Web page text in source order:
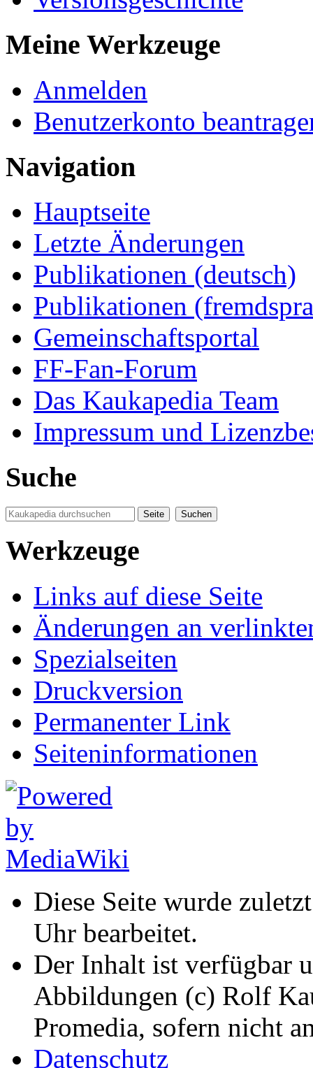
Meine Werkzeuge
Anmelden
Benutzerkonto
Navigation
Hauptseite
Letzte Änderungen
Publikationen (deutsch)
Publikationen
Gemeinschaftsportal
FF-Fan-Forum
Das Kaukapedia Team
Impressum und
Suche
Werkzeuge
Links auf diese Seite
Änderungen an
Spezialseiten
Druckversion
Permanenter Link
Seiten­informationen
Diese Seite wurde
Uhr bearbeitet.
Der Inhalt ist verfügbar
Abbildungen (c) Rolf
Promedia, sofern nicht
Datenschutz